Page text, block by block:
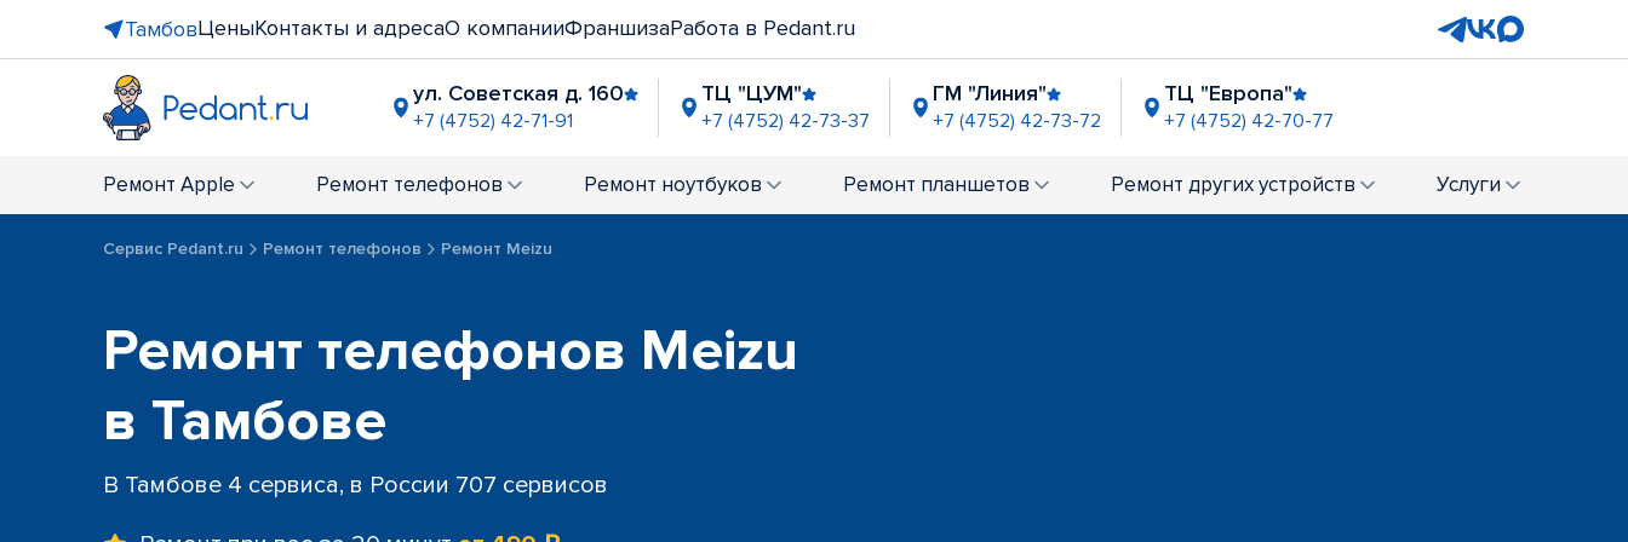
ТамбовЦеныКонтакты и адресаО компанииФраншизаРабота в Pedant.ru
ул. Советская д. 160
+7 (4752) 42-71-91
ТЦ "ЦУМ"
+7 (4752) 42-73-37
ГМ "Линия"
+7 (4752) 42-73-72
ТЦ "Европа"
+7 (4752) 42-70-77
Ремонт Apple Ремонт телефонов Ремонт ноутбуков Ремонт планшетов Ремонт других устройств Услуги
Сервис Pedant.ru Ремонт телефонов Ремонт Meizu
Ремонт телефонов Meizu
в Тамбове
В Тамбове 4 сервиса, в России 707 сервисов